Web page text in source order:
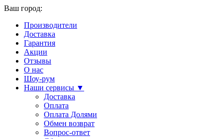
Ваш город:
Производители
Доставка
Гарантия
Акции
Отзывы
О нас
Шоу-рум
Наши сервисы ▼
Доставка
Оплата
Оплата Долями
Обмен возврат
Вопрос-ответ